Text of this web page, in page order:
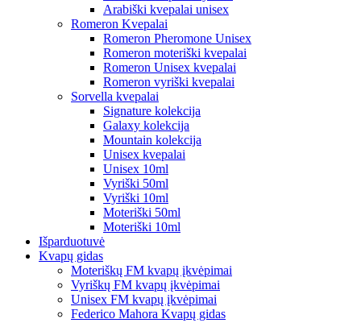
Arabiški kvepalai unisex
Romeron Kvepalai
Romeron Pheromone Unisex
Romeron moteriški kvepalai
Romeron Unisex kvepalai
Romeron vyriški kvepalai
Sorvella kvepalai
Signature kolekcija
Galaxy kolekcija
Mountain kolekcija
Unisex kvepalai
Unisex 10ml
Vyriški 50ml
Vyriški 10ml
Moteriški 50ml
Moteriški 10ml
Išparduotuvė
Kvapų gidas
Moteriškų FM kvapų įkvėpimai
Vyriškų FM kvapų įkvėpimai
Unisex FM kvapų įkvėpimai
Federico Mahora Kvapų gidas